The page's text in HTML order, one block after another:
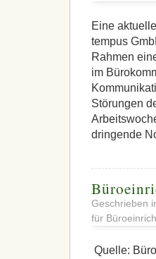
Eine
tempus
Rahmen
im
Störungen
dringende
Geschrieben
für
Quelle: